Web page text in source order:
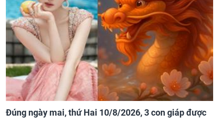
Đúng ngày mai, thứ Hai 10/8/2026, 3 con giáp được